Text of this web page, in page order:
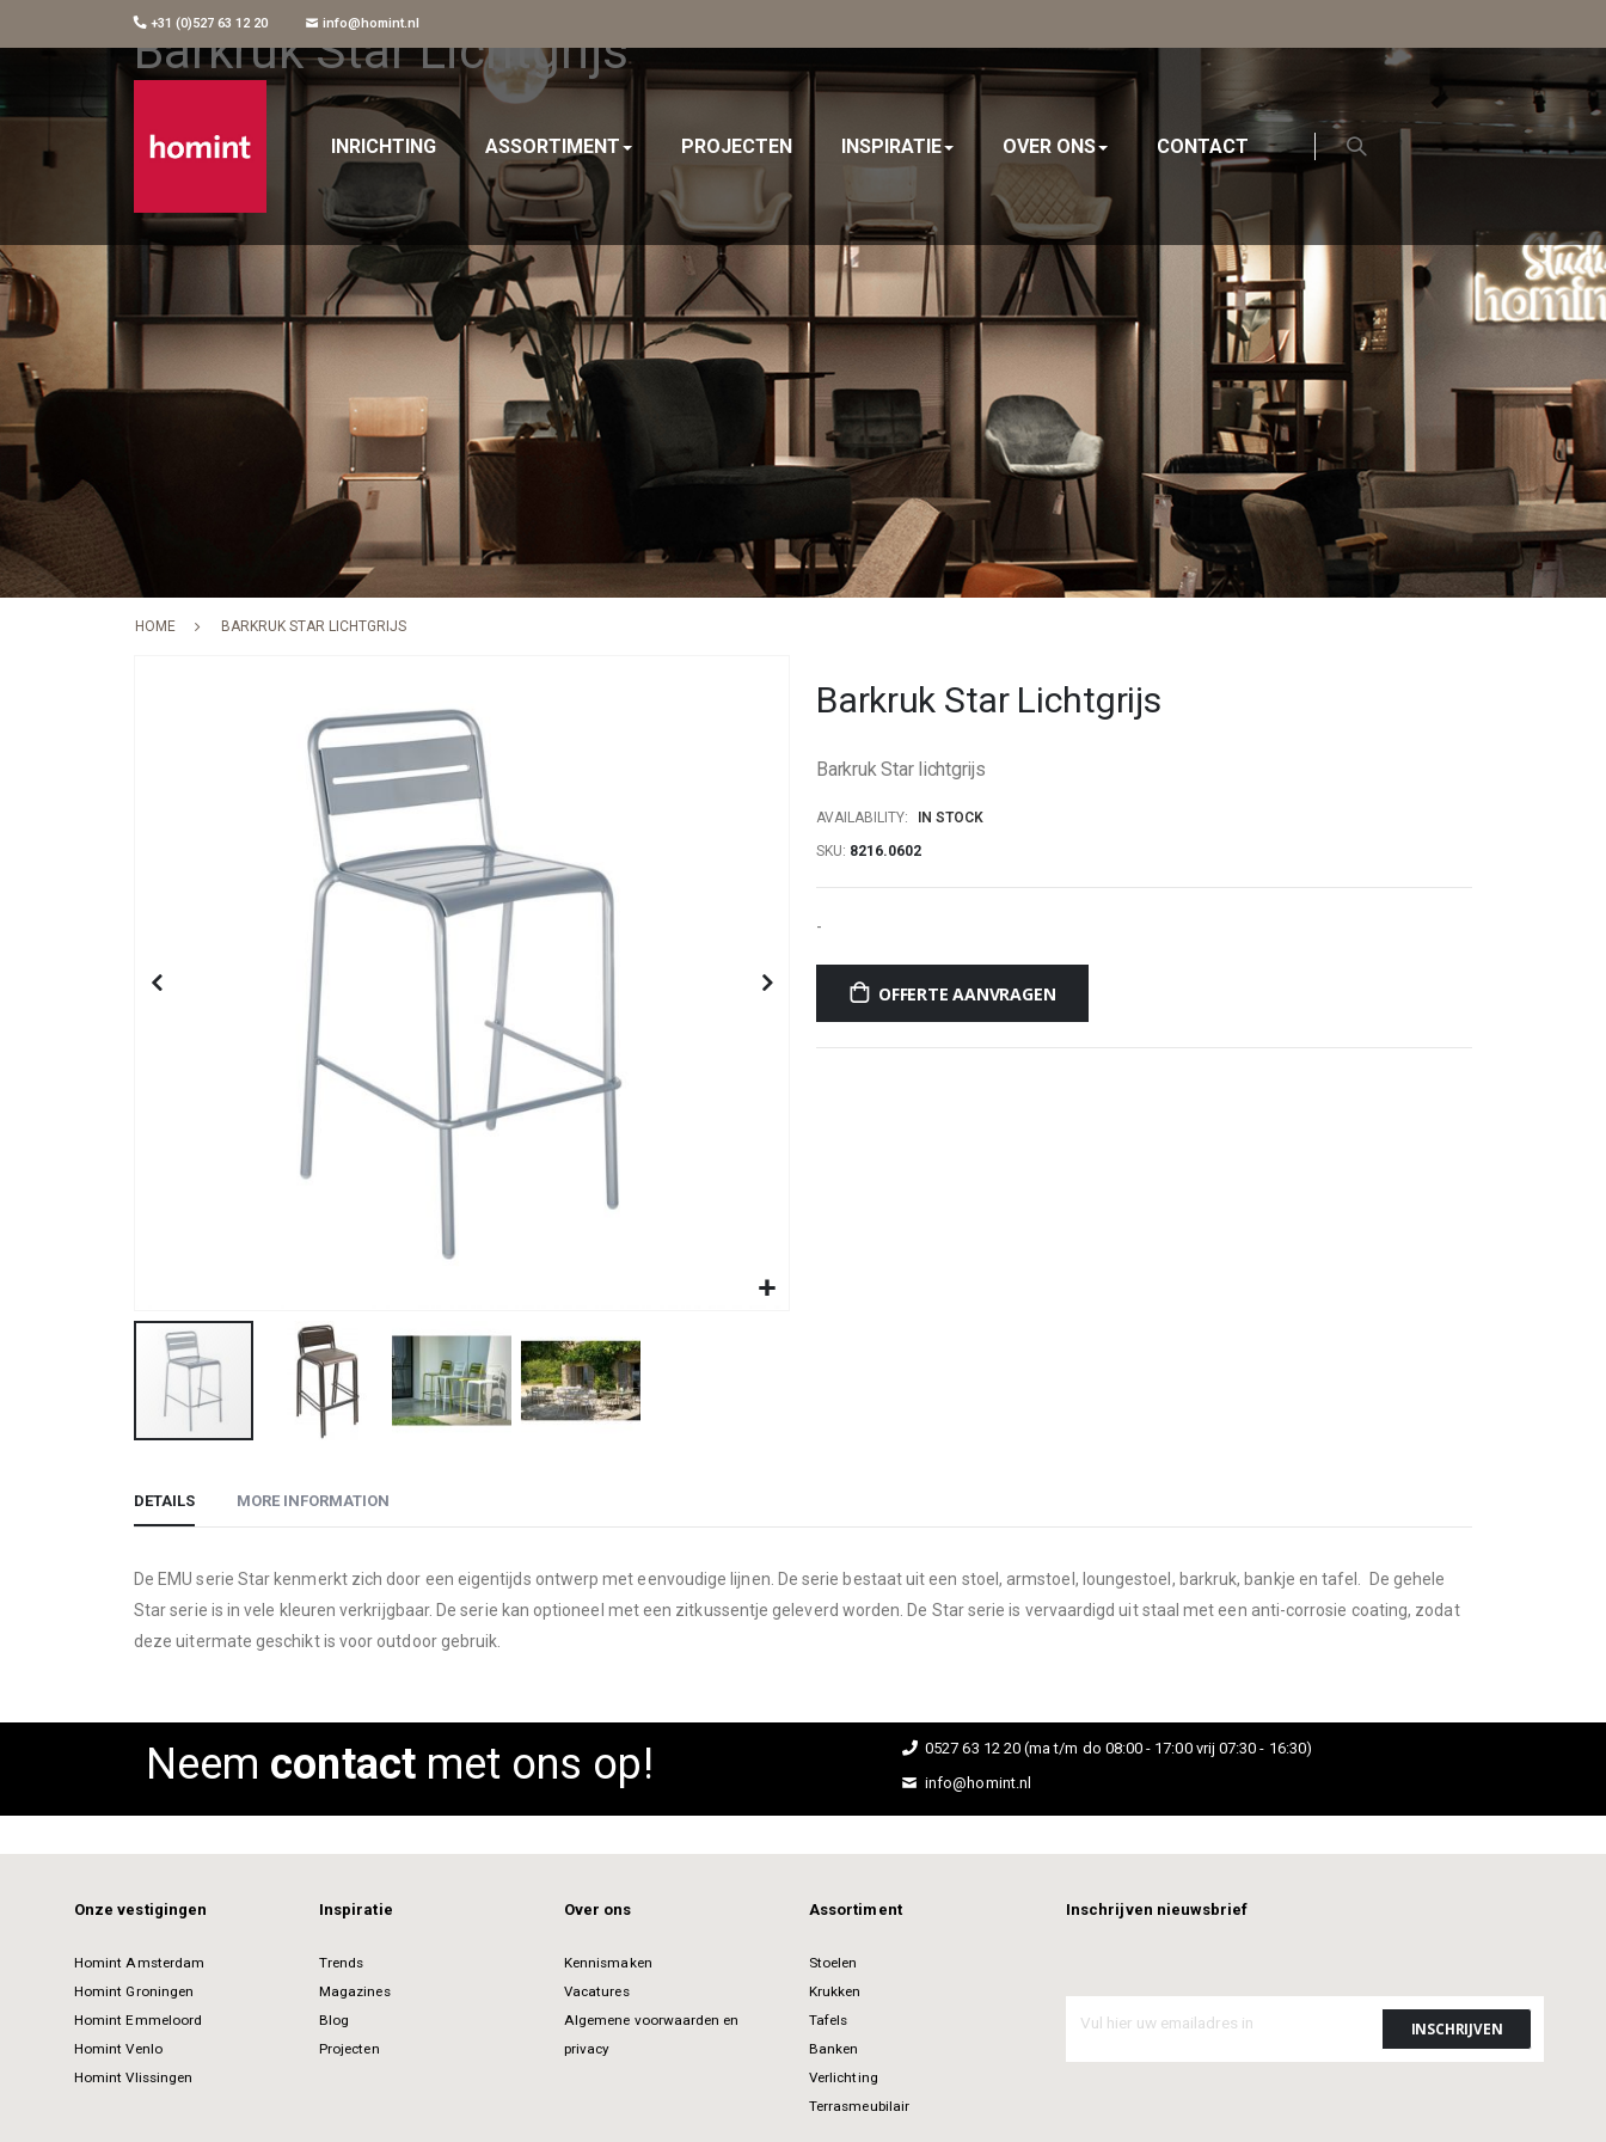
+31 (0)527 63 12 20 info@homint.nl
INRICHTING ASSORTIMENT PROJECTEN INSPIRATIE OVER ONS CONTACT
Barkruk Star Lichtgrijs
HOME BARKRUK STAR LICHTGRIJS
the
of
Barkruk Star Lichtgrijs
Barkruk Star lichtgrijs
AVAILABILITY:
IN STOCK
SKU 8216.0602
-
OFFERTE AANVRAGEN
DETAILS
De EMU serie Star kenmerkt zich door een eigentijds ontwerp met eenvoudige lijnen. De serie bestaat uit een stoel, armstoel, loungestoel, barkruk, bankje en tafel. De gehele
Star serie is in vele kleuren verkrijgbaar. De serie kan optioneel met een zitkussentje geleverd worden. De Star serie is vervaardigd uit staal met een anti-corrosie coating, zodat
deze uitermate geschikt is voor outdoor gebruik.
MORE INFORMATION
Neem contactmet ons op!
0527 63 12 20 (ma t/m do 08:00 - 17:00 vrij 07:30 - 16:30)
info@homint.nl
Onze vestigingen
Homint Amsterdam
Homint Groningen
Homint Emmeloord
Homint Venlo
Homint Vlissingen
Inspiratie
Trends
Magazines
Blog
Projecten
Over ons
Kennismaken
Vacatures
Algemene voorwaarden en
privacy
Assortiment
Stoelen
Krukken
Tafels
Banken
Verlichting
Terrasmeubilair
Inschrijven nieuwsbrief